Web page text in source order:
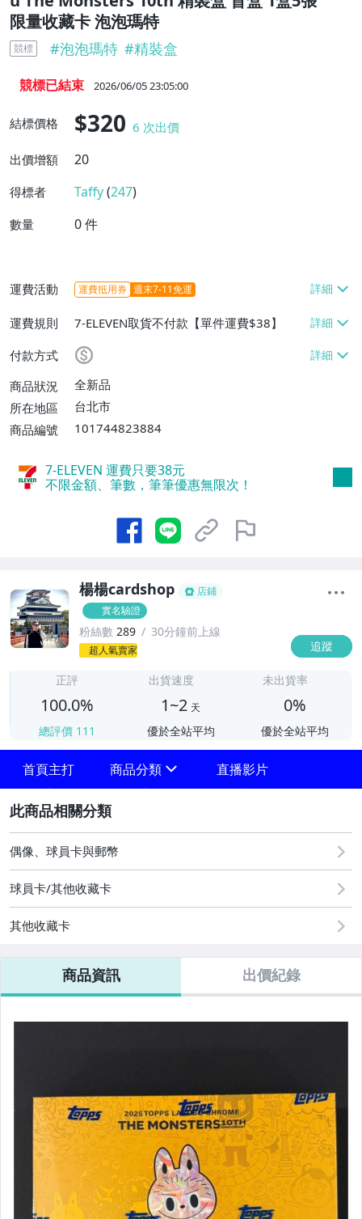
限量收藏卡 泡泡瑪特
競標 #泡泡瑪特 #精裝盒
競標已結束 2026/06/05 23:05:00
結標價格 $320 6 次出價
出價增額
20
得標者 Taffy(247)
數量 0件
運費活動 運費抵用券 週末7-11免運
運費規則
7-ELEVEN取貨不付款【單件運費$38】
付款方式
商品狀況
全新品
所在地區
台北市
商品編號
101744823884
7-ELEVEN 運費只要38元
不限金額、筆數，筆筆優惠無限次！
楊楊cardshop
店鋪
實名驗證
粉絲數 289 30分鐘前上線
超人氣賣家 追蹤
正評
100.0%
總評價 111
出貨速度
1~2 天
優於全站平均
未出貨率
0%
優於全站平均
首頁主打 商品分類
⚾️棒球卡盒
🏀籃球卡盒
⚽️足球卡盒
⚾️球員卡專區
⚽️球員卡專區
🐘中信兄弟卡專區
✨迪士尼卡&漫威卡專區
🐘中信兄弟卡競標區
📣女孩卡競標區
直播影片
偶像、球員卡與郵幣
球員卡/其他收藏卡
其他收藏卡
商品資訊 出價紀錄